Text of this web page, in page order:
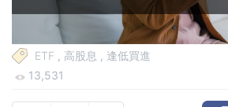
ETF , 高股息 , 逢低買進
13,531